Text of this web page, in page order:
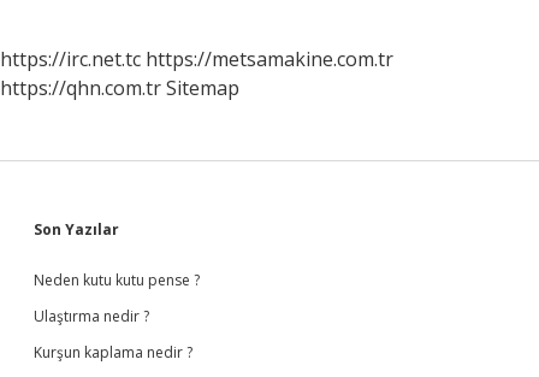
https://irc.net.tc https://metsamakine.com.tr
https://qhn.com.trSitemap
Sidebar
Son Yazılar
Neden kutu kutu pense ?
Ulaştırma nedir ?
Kurşun kaplama nedir ?